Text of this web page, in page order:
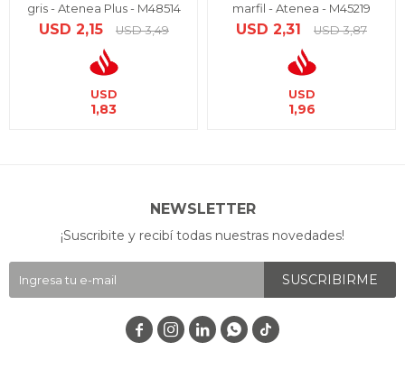
gris - Atenea Plus - M48514
USD 2,15 USD 3,49
USD
1,83
marfil - Atenea - M45219
USD 2,31 USD 3,87
USD
1,96
NEWSLETTER
¡Suscribite y recibí todas nuestras novedades!
SUSCRIBIRME
   